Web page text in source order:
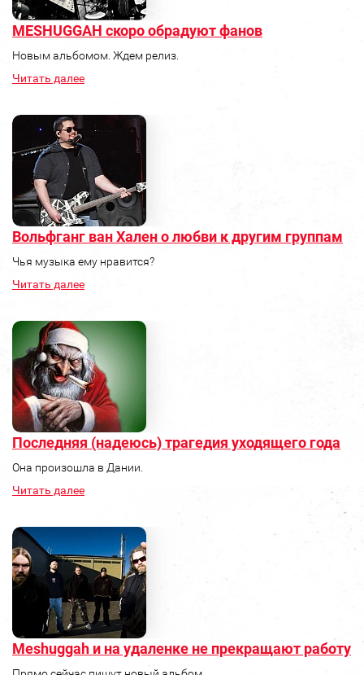
MESHUGGAH скоро обрадуют фанов
Новым альбомом. Ждем релиз.
Читать далее
Вольфганг ван Хален о любви к другим группам
Чья музыка ему нравится?
Читать далее
Последняя (надеюсь) трагедия уходящего года
Она произошла в Дании.
Читать далее
Meshuggah и на удаленке не прекращают работу